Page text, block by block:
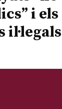
i els